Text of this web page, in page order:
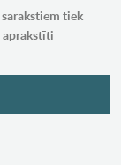
tiek
aprakstīti